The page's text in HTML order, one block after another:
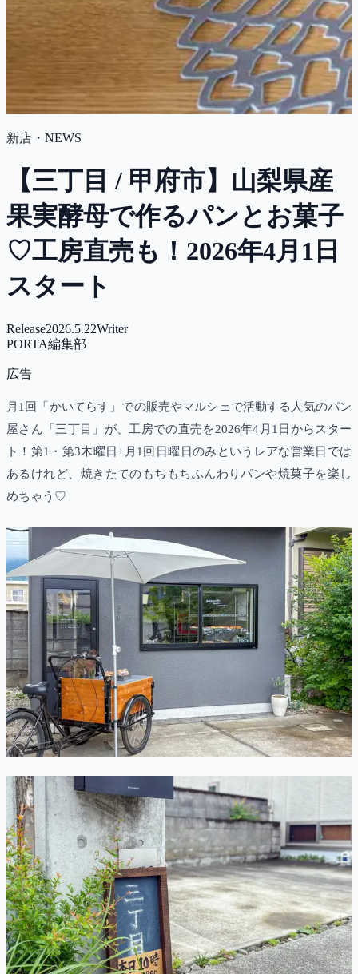
新店・NEWS
【三丁目 / 甲府市】山梨県産
果実酵母で作るパンとお菓子
♡工房直売も！2026年4月1日
スタート
Release2026.5.22Writer
PORTA編集部
広告
月1回「かいてらす」での販売やマルシェで活動する人気のパン
屋さん「三丁目」が、工房での直売を2026年4月1日からスター
ト！第1・第3木曜日+月1回日曜日のみというレアな営業日では
あるけれど、焼きたてのもちもちふんわりパンや焼菓子を楽し
めちゃう♡